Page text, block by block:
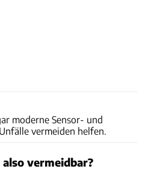
moderne Sensor- und
vermeiden helfen.
vermeidbar?